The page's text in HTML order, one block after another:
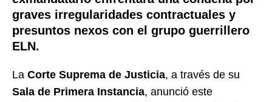
graves irregularidades contractuales y
presuntos nexos con el grupo guerrillero
ELN.
La Corte Suprema de Justicia, a través de su
Sala de Primera Instancia, anunció este